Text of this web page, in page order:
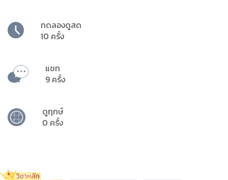
ทดลองดูสด
10 ครั้ง
แชท
9 ครั้ง
ดูฤกษ์
0 ครั้ง